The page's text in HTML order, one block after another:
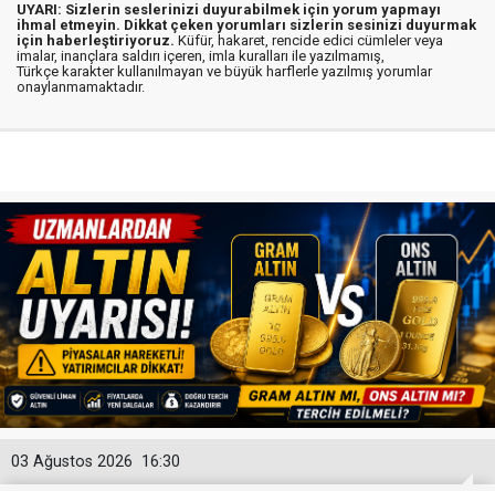
UYARI: Sizlerin seslerinizi duyurabilmek için yorum yapmayı
ihmal etmeyin. Dikkat çeken yorumları sizlerin sesinizi duyurmak
için haberleştiriyoruz. Küfür, hakaret, rencide edici cümleler veya
imalar, inançlara saldırı içeren, imla kuralları ile yazılmamış,
Türkçe karakter kullanılmayan ve büyük harflerle yazılmış yorumlar
onaylanmamaktadır.
16:30
03 Ağustos 2026